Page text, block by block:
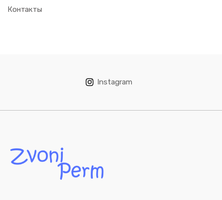
Контакты
Instagram